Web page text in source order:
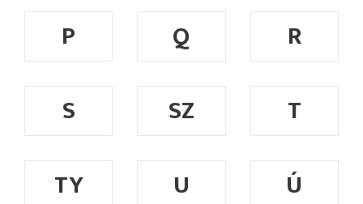
P
Q
R
S
SZ
T
TY
U Ú